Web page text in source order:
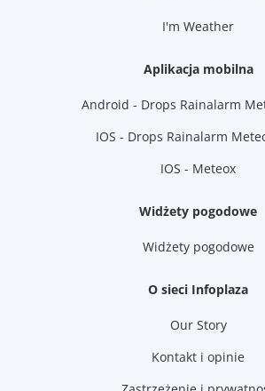
I'm Weather
Aplikacja mobilna
Android - Drops Rainalarm
IOS - Drops Rainalarm
IOS - Meteox
Widżety pogodowe
Widżety pogodowe
O sieci Infoplaza
Our Story
Kontakt i opinie